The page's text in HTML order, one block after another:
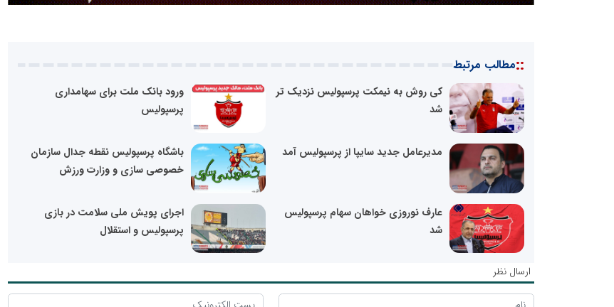
::مطالب مرتبط
کی روش به نیمکت پرسپولیس نزدیک تر
شد
ورود بانک ملت برای سهامداری
پرسپولیس
مدیرعامل جدید سایپا از پرسپولیس آمد
باشگاه پرسپولیس نقطه جدال سازمان
خصوصی سازی و وزارت ورزش
عارف نوروزی خواهان سهام پرسپولیس
شد
اجرای پویش ملی سلامت در بازی
پرسپولیس و استقلال
ارسال نظر